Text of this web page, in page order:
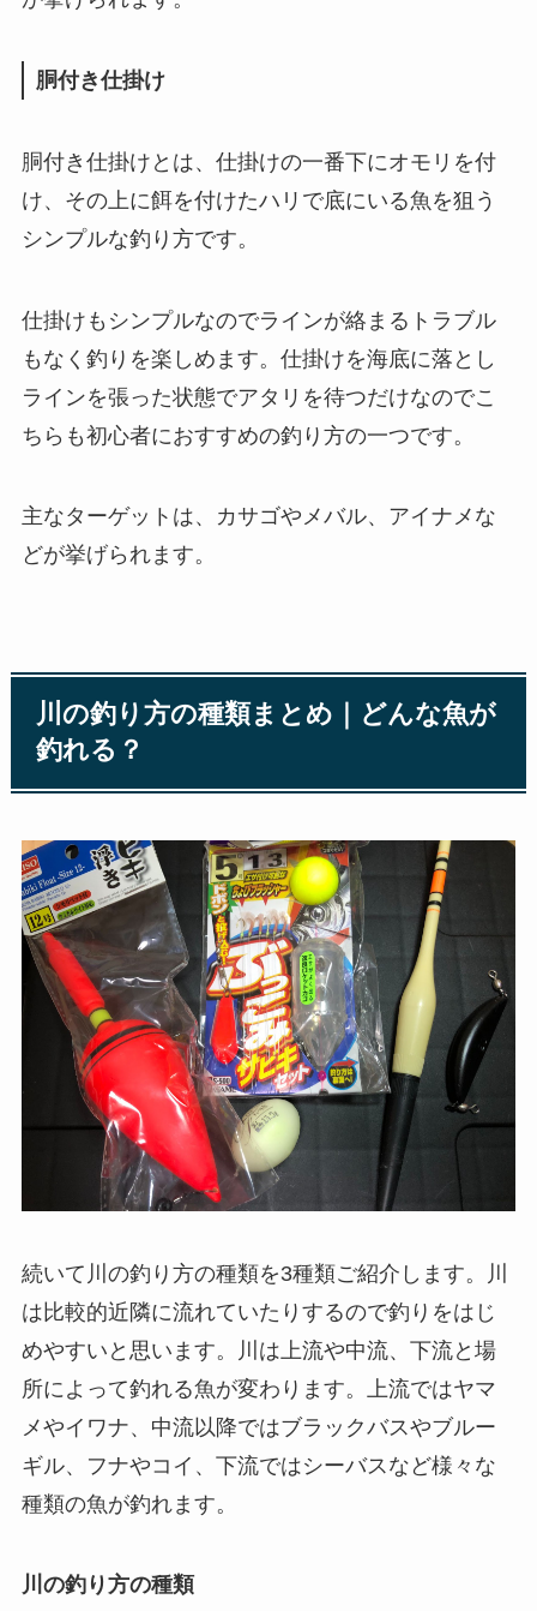
胴付き仕掛け
胴付き仕掛けとは、仕掛けの一番下にオモリを付
け、その上に餌を付けたハリで底にいる魚を狙う
シンプルな釣り方です。
仕掛けもシンプルなのでラインが絡まるトラブル
もなく釣りを楽しめます。仕掛けを海底に落とし
ラインを張った状態でアタリを待つだけなのでこ
ちらも初心者におすすめの釣り方の一つです。
主なターゲットは、カサゴやメバル、アイナメな
どが挙げられます。
川の釣り方の種類まとめ｜どんな魚が
釣れる？
続いて川の釣り方の種類を3種類ご紹介します。川
は比較的近隣に流れていたりするので釣りをはじ
めやすいと思います。川は上流や中流、下流と場
所によって釣れる魚が変わります。上流ではヤマ
メやイワナ、中流以降ではブラックバスやブルー
ギル、フナやコイ、下流ではシーバスなど様々な
種類の魚が釣れます。
川の釣り方の種類